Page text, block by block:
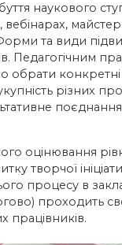
наукового
та види
Педагогічним
обрати
різних
оцінювання
творчої
процесу в
проходить
працівників.